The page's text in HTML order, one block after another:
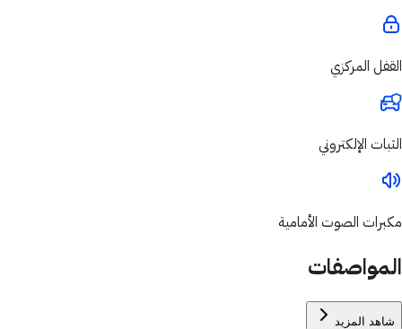
القفل المركزي
الثبات الإلكتروني
مكبرات الصوت الأمامية
المواصفات
شاهد المزيد